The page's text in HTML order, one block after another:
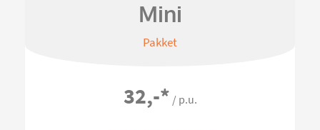
Mini
Pakket
32,-* / p.u.